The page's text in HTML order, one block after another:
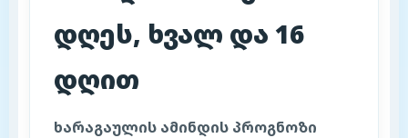
დღეს, ხვალ და 16
დღით
ხარაგაულის ამინდის პროგნოზი